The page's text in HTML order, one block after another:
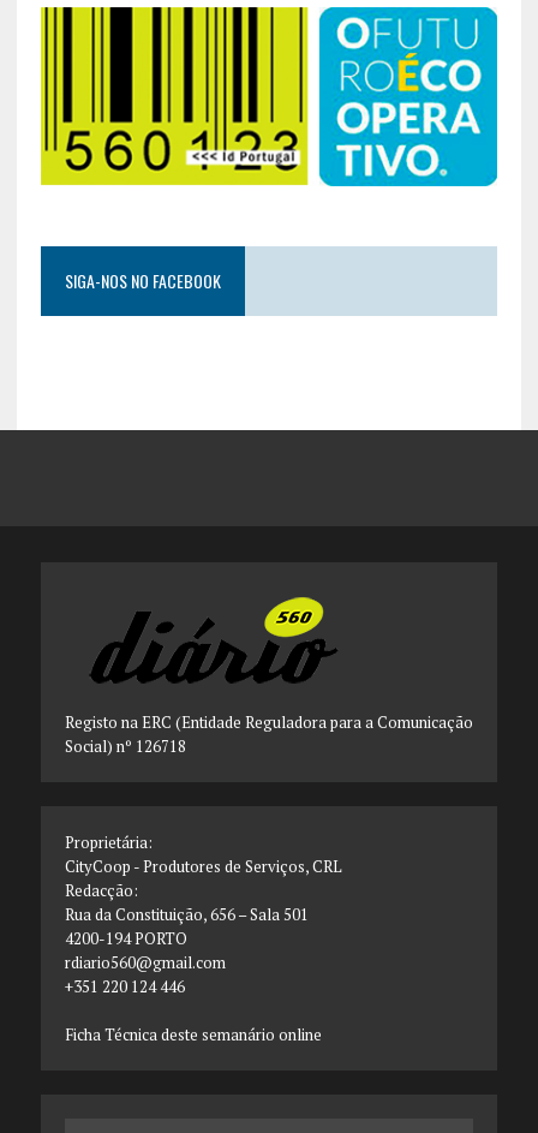
SIGA-NOS NO FACEBOOK
Registo na ERC (Entidade Reguladora para a Comunicação
Social) nº 126718
Proprietária:
CityCoop - Produtores de Serviços, CRL
Redacção:
Rua da Constituição, 656 – Sala 501
4200-194 PORTO
rdiario560@gmail.com
+351 220 124 446
Ficha Técnica deste semanário online